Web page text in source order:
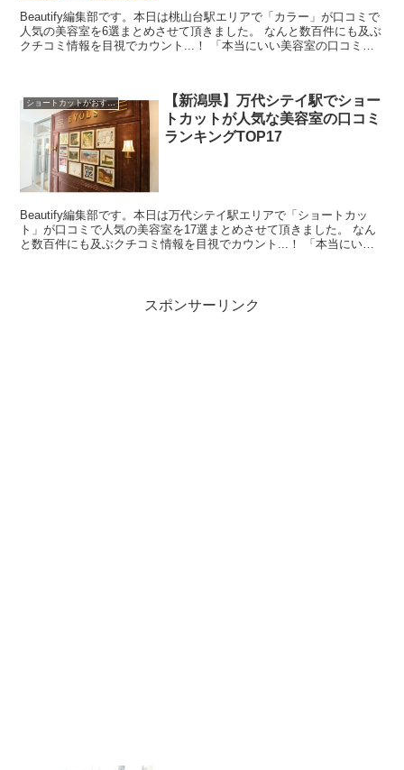
Beautify編集部です。本日は桃山台駅エリアで「カラー」が口コミで
人気の美容室を6選まとめさせて頂きました。 なんと数百件にも及ぶ
クチコミ情報を目視でカウント...！ 「本当にいい美容室の口コミを
ショートカットがおすすめ
【新潟県】万代シテイ駅でショー
トカットが人気な美容室の口コミ
ランキングTOP17
Beautify編集部です。本日は万代シテイ駅エリアで「ショートカッ
ト」が口コミで人気の美容室を17選まとめさせて頂きました。 なん
と数百件にも及ぶクチコミ情報を目視でカウント...！ 「本当にいい
スポンサーリンク